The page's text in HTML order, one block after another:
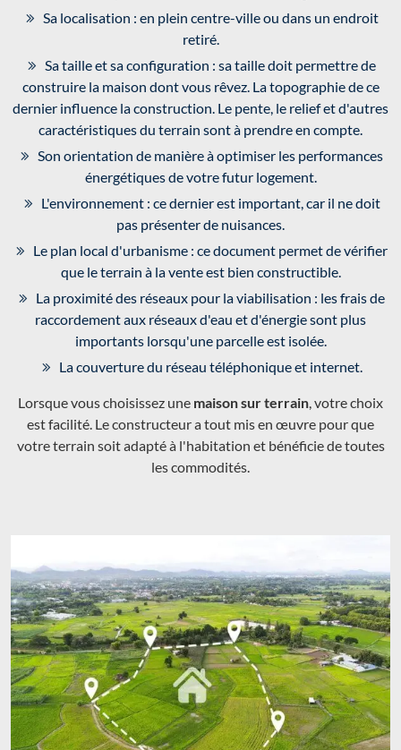
Sa localisation : en plein centre-ville ou dans un endroit
retiré.
Sa taille et sa configuration : sa taille doit permettre de
construire la maison dont vous rêvez. La topographie de ce
dernier influence la construction. Le pente, le relief et d'autres
caractéristiques du terrain sont à prendre en compte.
Son orientation de manière à optimiser les performances
énergétiques de votre futur logement.
L'environnement : ce dernier est important, car il ne doit
pas présenter de nuisances.
Le plan local d'urbanisme : ce document permet de vérifier
que le terrain à la vente est bien constructible.
La proximité des réseaux pour la viabilisation : les frais de
raccordement aux réseaux d'eau et d'énergie sont plus
importants lorsqu'une parcelle est isolée.
La couverture du réseau téléphonique et internet.
Lorsque vous choisissez une maison sur terrain , votre choix
est facilité. Le constructeur a tout mis en œuvre pour que
votre terrain soit adapté à l'habitation et bénéficie de toutes
les commodités.